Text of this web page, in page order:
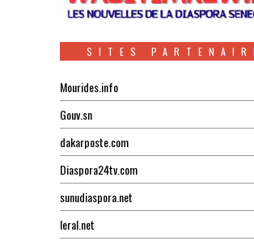
SITES
Mourides.info
Gouv.sn
dakarposte.com
Diaspora24tv.com
sunudiaspora.net
leral.net